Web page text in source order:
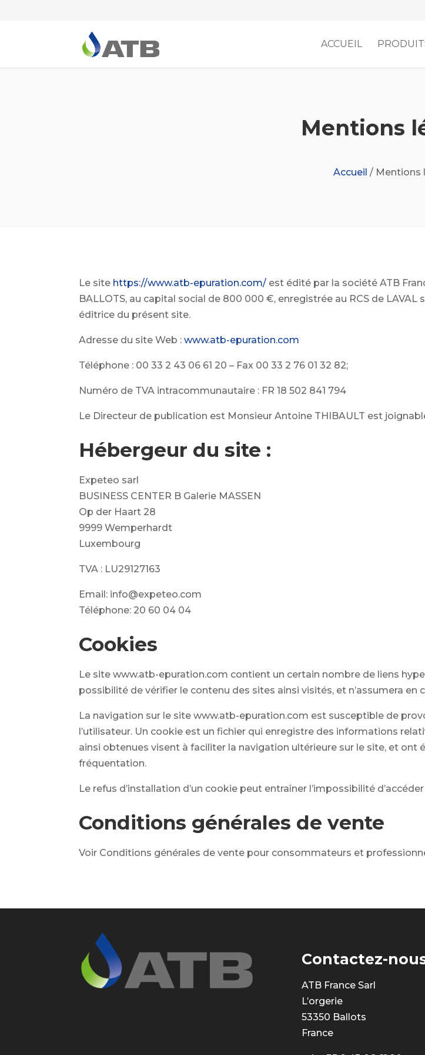
ACCUEIL
Mentions
Accueil / Mentions
Le site https://www.atb-epuration.com/ est édité par la société ATB
BALLOTS, au capital social de 800 000 €, enregistrée au RCS de
éditrice du présent site.
Adresse du site Web :www.atb-epuration.com
Téléphone : 00 33 2 43 06 61 20 – Fax 00 33 2 76 01 32 82;
Numéro de TVA intracommunautaire : FR 18 502 841 794
Le Directeur de publication est Monsieur Antoine THIBAULT est
Hébergeur du site :
Expeteo sarl
BUSINESS CENTER B Galerie MASSEN
Op der Haart 28
9999 Wemperhardt
Luxembourg
TVA : LU29127163
Email: info@expeteo.com
Téléphone: 20 60 04 04
Cookies
Le site www.atb-epuration.com contient un certain nombre de liens
possibilité de vérifier le contenu des sites ainsi visités, et n’assumera
La navigation sur le site www.atb-epuration.com est susceptible de
l’utilisateur. Un cookie est un fichier qui enregistre des informations
ainsi obtenues visent à faciliter la navigation ultérieure sur le site, et
fréquentation.
Le refus d’installation d’un cookie peut entraîner l’impossibilité
Conditions générales de vente
Voir Conditions générales de vente pour consommateurs et
Contactez-
ATB France Sarl
L’orgerie
53350 Ballots
France